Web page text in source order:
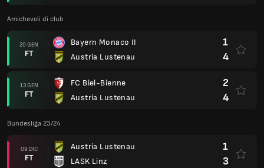
Amichevoli di club
20 GEN
FT
Bayern Monaco II
Austria Lustenau
1
4
13 GEN
FT
FC Biel-Bienne
Austria Lustenau
2
4
Bundesliga 23/24
09 DIC
FT
Austria Lustenau
LASK Linz
1
3